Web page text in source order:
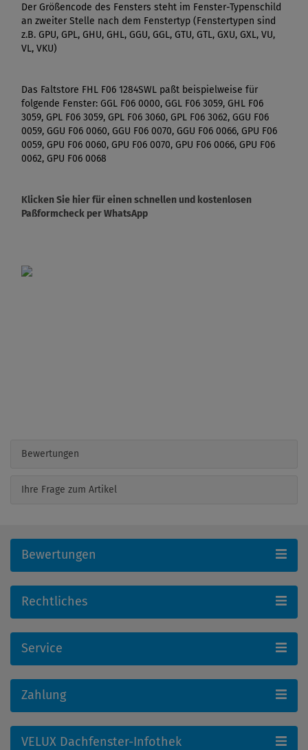
Der Größencode des Fensters steht im Fenster-Typenschild
an zweiter Stelle nach dem Fenstertyp (Fenstertypen sind
z.B. GPU, GPL, GHU, GHL, GGU, GGL, GTU, GTL, GXU, GXL, VU,
VL, VKU)
Das Faltstore FHL F06 1284SWL paßt beispielweise für
folgende Fenster: GGL F06 0000, GGL F06 3059, GHL F06
3059, GPL F06 3059, GPL F06 3060, GPL F06 3062, GGU F06
0059, GGU F06 0060, GGU F06 0070, GGU F06 0066, GPU F06
0059, GPU F06 0060, GPU F06 0070, GPU F06 0066, GPU F06
0062, GPU F06 0068
Klicken Sie hier für einen schnellen und kostenlosen
Paßformcheck per WhatsApp
Bewertungen
Ihre Frage zum Artikel
Bewertungen
Rechtliches
Service
Zahlung
VELUX Dachfenster-Infothek